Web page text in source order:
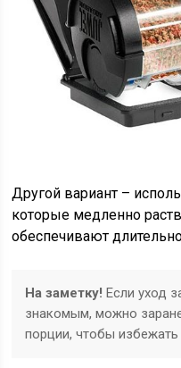
Другой вариант –
которые медленно
обеспечивают
На заметку! Если уход
знакомым, можно
порции, чтобы избежать